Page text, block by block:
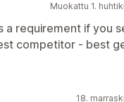
Muokattu 1.
requirement if you
competitor - best
18.